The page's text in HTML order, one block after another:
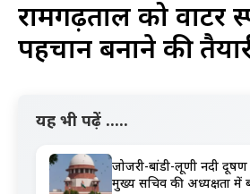
रामगढ़ताल को वाटर
पहचान बनाने की
यह भी पढ़ें .....
जोजरी-बांडी-लूणी नदी प्रदूषण
मुख्य सचिव की अध्यक्षता में